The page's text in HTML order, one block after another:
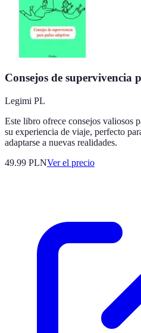
Consejos de supervivencia
Legimi PL
Este libro ofrece consejos valiosos
su experiencia de viaje, perfecto
adaptarse a nuevas realidades.
49.99 PLNVer el precio